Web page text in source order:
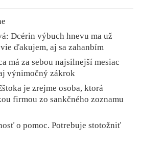
Dcérin výbuch hnevu ma už
ďakujem, aj sa zahanbím
má za sebou najsilnejší mesiac
výnimočný zákrok
je zrejme osoba, ktorá
firmou zo sankčného zoznamu
o pomoc. Potrebuje stotožniť